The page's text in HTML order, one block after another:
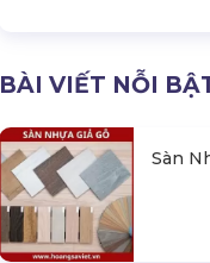
BÀI VIẾT NỖI
Sàn